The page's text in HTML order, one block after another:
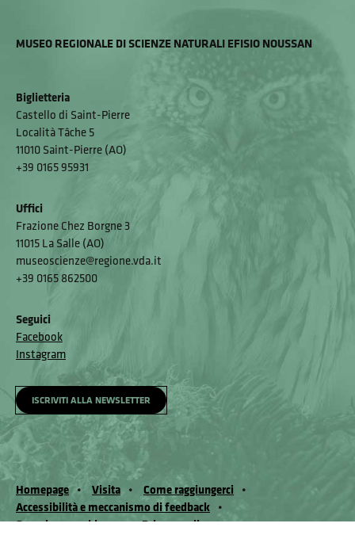
MUSEO REGIONALE DI SCIENZE NATURALI EFISIO NOUSSAN
Biglietteria
Castello di Saint-Pierre
Località Tâche 5
11010 Saint-Pierre (AO)
+39 0165 95931
Uffici
Frazione Chez Borgne 3
11015 La Salle (AO)
museoscienze@regione.vda.it
+39 0165 862500
Seguici
Facebook
Instagram
ISCRIVITI ALLA NEWSLETTER
Homepage Visita
Come raggiungerci
Accessibilità e meccanismo di feedback
Segnala un problema
Privacy policy